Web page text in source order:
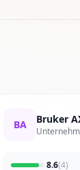
BA Bruker
8.6(4)